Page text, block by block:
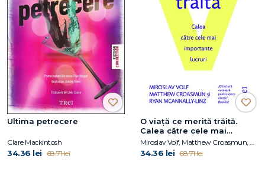
Ultima petrecere
Clare Mackintosh
34.36 lei 68.71 lei
O viaţă ce merită trăită.
Calea către cele mai
importante lucruri
Miroslav Volf, Matthew Croasmun, Ryan McAnnally-Linz
34.36 lei 68.71 lei